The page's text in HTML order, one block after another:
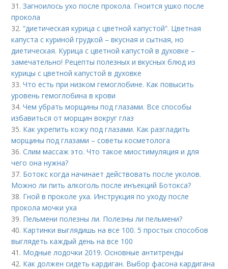
31.Загноилось ухо после прокола. Гноится ушко после
прокола
32.“диетическая курица с цветной капустой”. Цветная
капуста с куриной грудкой – вкусная и сытная, но
диетическая. Курица с цветной капустой в духовке –
замечательно! Рецепты полезных и вкусных блюд из
курицы с цветной капустой в духовке
33.Что есть при низком гемоглобине. Как повысить
уровень гемоглобина в крови
34.Чем убрать морщины под глазами. Все способы
избавиться от морщин вокруг глаз
35. Как укрепить кожу под глазами. Как разгладить
морщины под глазами – советы косметолога
36.Слим массаж это. Что такое миостимуляция и для
чего она нужна?
37. Ботокс когда начинает действовать после уколов.
Можно ли пить алкоголь после инъекций Ботокса?
38. Гной в проколе уха. Инструкция по уходу после
прокола мочки уха
39. Пельмени полезны ли. Полезны ли пельмени?
40. Картинки выглядишь на все 100. 5 простых способов
выглядеть каждый день на все 100
41. Модные лодочки 2019. Основные антитренды
42. Как должен сидеть кардиган. Выбор фасона кардигана